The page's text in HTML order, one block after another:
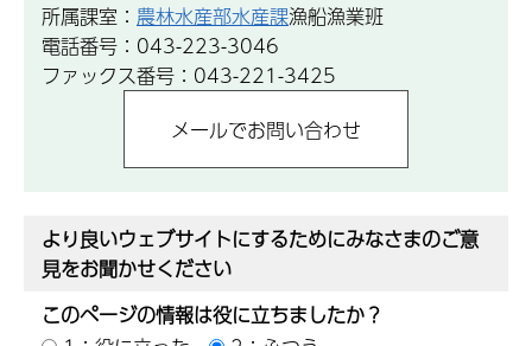
所属課室： 農林水産部水産課漁船漁業班
電話番号：043-223-3046
ファックス番号：043-221-3425
より良いウェブサイトにするためにみなさまのご意
見をお聞かせください
このページの情報は役に立ちましたか？